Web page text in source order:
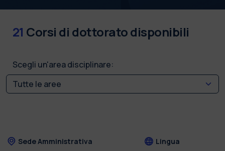
21 Corsi di dottorato disponibili
Scegli un'area disciplinare:
Sede Amministrativa Lingua